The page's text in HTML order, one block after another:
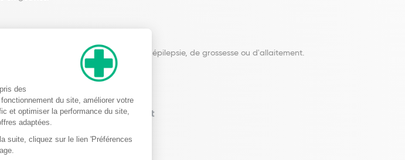
en cas de maladie du foie, d'épilepsie, de grossesse ou d'allaitement.
et Durée du traitement